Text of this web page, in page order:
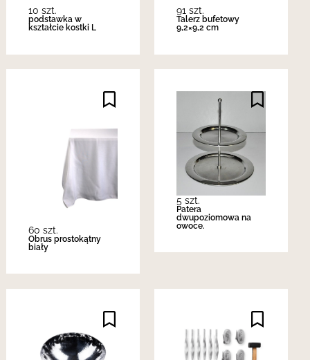
10 szt.
podstawka w
kształcie kostki L
91 szt.
Talerz bufetowy
9,2×9,2 cm
60 szt.
Obrus prostokątny
biały
5 szt.
Patera
dwupoziomowa na
owoce.